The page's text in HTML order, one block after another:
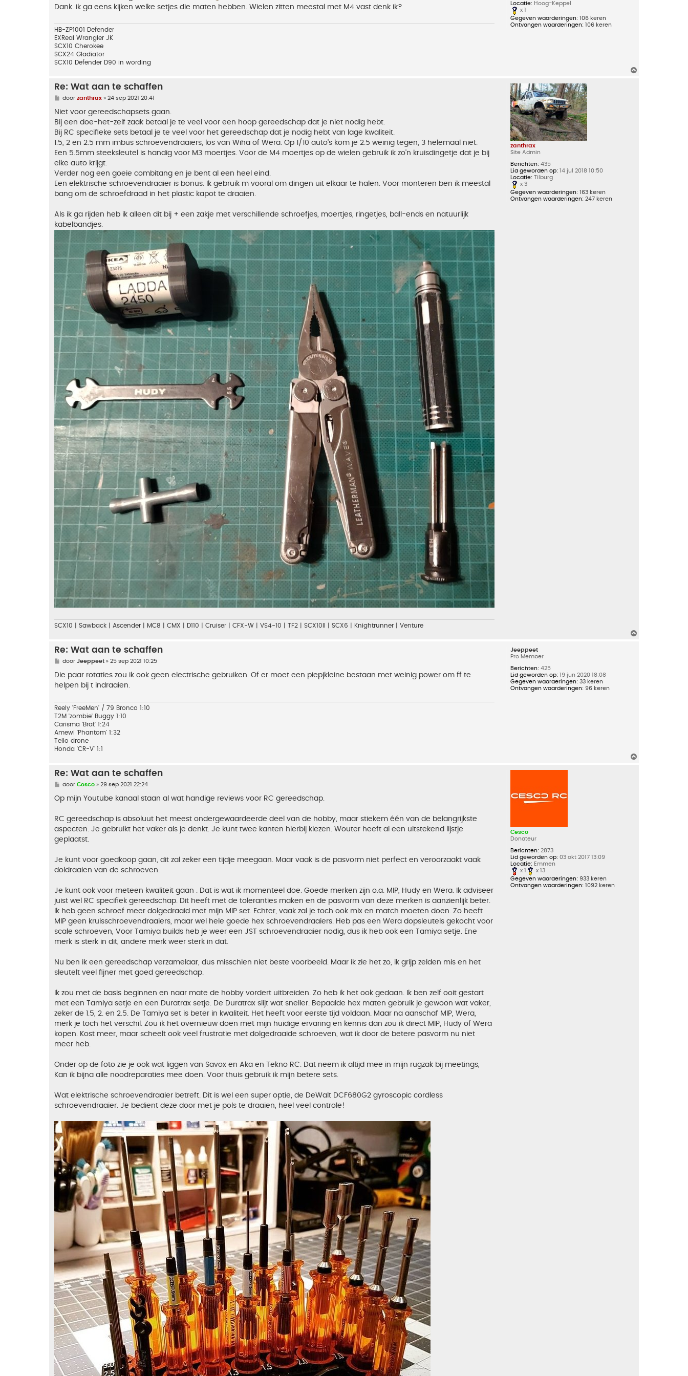
Locatie: Hoog-Keppel
x 1
Gegeven waarderingen: 106 keren
Ontvangen waarderingen: 106 keren
c
Dank. ik ga eens kijken welke setjes die maten hebben. Wielen zitten meestal met M4 vast denk ik?
HB-ZP1001 Defender
EXReal Wrangler JK
SCX10 Cherokee
SCX24 Gladiator
SCX10 Defender D90 in wording
zanthrax
Site Admin
Berichten: 435
Lid geworden op: 14 jul 2018 10:50
Locatie: Tilburg
x 3
Gegeven waarderingen: 163 keren
Ontvangen waarderingen: 247 keren
Re: Wat aan te schaffen
B
r
c
h
t
door zanthrax» 24 sep 2021 20:41
Niet voor gereedschapsets gaan.
Bij een doe-het-zelf zaak betaal je te veel voor een hoop gereedschap dat je niet nodig hebt.
Bij RC specifieke sets betaal je te veel voor het gereedschap dat je nodig hebt van lage kwaliteit.
1.5, 2 en 2.5 mm imbus schroevendraaiers, los van Wiha of Wera. Op 1/10 auto's kom je 2.5 weinig tegen, 3 helemaal niet.
Een 5.5mm steeksleutel is handig voor M3 moertjes. Voor de M4 moertjes op de wielen gebruik ik zo'n kruisdingetje dat je bij
elke auto krijgt.
Verder nog een goeie combitang en je bent al een heel eind.
Een elektrische schroevendraaier is bonus. Ik gebruik m vooral om dingen uit elkaar te halen. Voor monteren ben ik meestal
bang om de schroefdraad in het plastic kapot te draaien.
Als ik ga rijden heb ik alleen dit bij + een zakje met verschillende schroefjes, moertjes, ringetjes, ball-ends en natuurlijk
kabelbandjes.
SCX10 | Sawback | Ascender | MC8 | CMX | D110 | Cruiser | CFX-W | VS4-10 | TF2 | SCX10II | SCX6 | Knightrunner | Venture
Jeeppeet
Pro Member
Berichten: 425
Lid geworden op: 19 jun 2020 18:08
Gegeven waarderingen: 33 keren
Ontvangen waarderingen: 96 keren
Re: Wat aan te schaffen
B
r
c
door Jeeppeet» 25 sep 2021 10:25
Die paar rotaties zou ik ook geen electrische gebruiken. Of er moet een piepjkleine bestaan met weinig power om ff te
helpen bij t indraaien.
Reely 'FreeMen' / 79 Bronco 1:10
T2M 'zombie' Buggy 1:10
Carisma 'Brat' 1:24
Amewi 'Phantom' 1:32
Tello drone
Honda 'CR-V' 1:1
Cesco
Donateur
Berichten: 2873
Lid geworden op: 03 okt 2017 13:09
Locatie: Emmen
x 1
x 13
Gegeven waarderingen: 933 keren
Ontvangen waarderingen:
1092 keren
Re: Wat aan te schaffen
B
r
i
h
door Cesco» 29 sep 2021 22:24
Op mijn Youtube kanaal staan al wat handige reviews voor RC gereedschap.
RC gereedschap is absoluut het meest ondergewaardeerde deel van de hobby, maar stiekem één van de belangrijkste
aspecten. Je gebruikt het vaker als je denkt. Je kunt twee kanten hierbij kiezen. Wouter heeft al een uitstekend lijstje
geplaatst.
Je kunt voor goedkoop gaan, dit zal zeker een tijdje meegaan. Maar vaak is de pasvorm niet perfect en veroorzaakt vaak
doldraaien van de schroeven.
Je kunt ook voor meteen kwaliteit gaan . Dat is wat ik momenteel doe. Goede merken zijn o.a. MIP, Hudy en Wera. Ik adviseer
juist wel RC specifiek gereedschap. Dit heeft met de toleranties maken en de pasvorm van deze merken is aanzienlijk beter.
Ik heb geen schroef meer dolgedraaid met mijn MIP set. Echter, vaak zal je toch ook mix en match moeten doen. Zo heeft
MIP geen kruisschroevendraaiers, maar wel hele goede hex schroevendraaiers. Heb pas een Wera dopsleutels gekocht voor
scale schroeven, Voor Tamiya builds heb je weer een JST schroevendraaier nodig, dus ik heb ook een Tamiya setje. Ene
merk is sterk in dit, andere merk weer sterk in dat.
Nu ben ik een gereedschap verzamelaar, dus misschien niet beste voorbeeld. Maar ik zie het zo, ik grijp zelden mis en het
sleutelt veel fijner met goed gereedschap.
Ik zou met de basis beginnen en naar mate de hobby vordert uitbreiden. Zo heb ik het ook gedaan. Ik ben zelf ooit gestart
met een Tamiya setje en een Duratrax setje. De Duratrax slijt wat sneller. Bepaalde hex maten gebruik je gewoon wat vaker,
zeker de 1.5, 2. en 2.5. De Tamiya set is beter in kwaliteit. Het heeft voor eerste tijd voldaan. Maar na aanschaf MIP, Wera,
merk je toch het verschil. Zou ik het overnieuw doen met mijn huidige ervaring en kennis dan zou ik direct MIP, Hudy of Wera
kopen. Kost meer, maar scheelt ook veel frustratie met dolgedraaide schroeven, wat ik door de betere pasvorm nu niet
meer heb.
Onder op de foto zie je ook wat liggen van Savox en Aka en Tekno RC. Dat neem ik altijd mee in mijn rugzak bij meetings,
Kan ik bijna alle noodreparaties mee doen. Voor thuis gebruik ik mijn betere sets.
Wat elektrische schroevendraaier betreft. Dit is wel een super optie, de DeWalt DCF680G2 gyroscopic cordless
schroevendraaier. Je bedient deze door met je pols te draaien, heel veel controle!